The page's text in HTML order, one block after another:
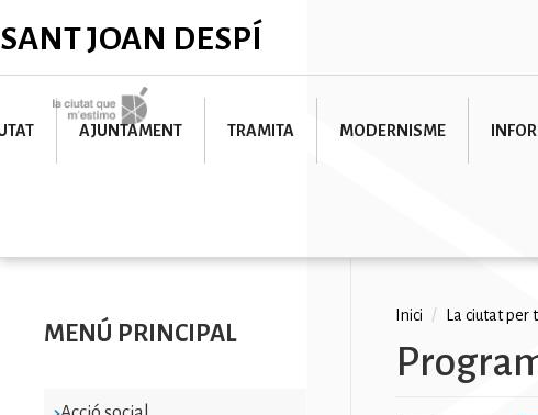
al
SANT JOAN DESPÍ
Imatge
AJUNTAMENT TRAMITA MODERNISME
MENÚ PRINCIPAL
Fil
d'ariadna
Inici / La ciutat per